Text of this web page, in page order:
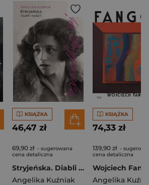
KSIĄŻKA
46,47 zł
69,90 zł - sugerowana
cena detaliczna
Stryjeńska. Diabli nadali wyd. 2025
Angelika Kuźniak
KSIĄŻKA
74,33 zł
139,90 zł -
cena detaliczna
Wojciech
Angelika